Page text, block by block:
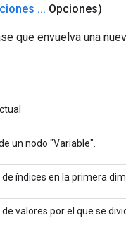
... Opciones)
que envuelva una
un nodo "Variable".
de índices en la primera
valores por el que se